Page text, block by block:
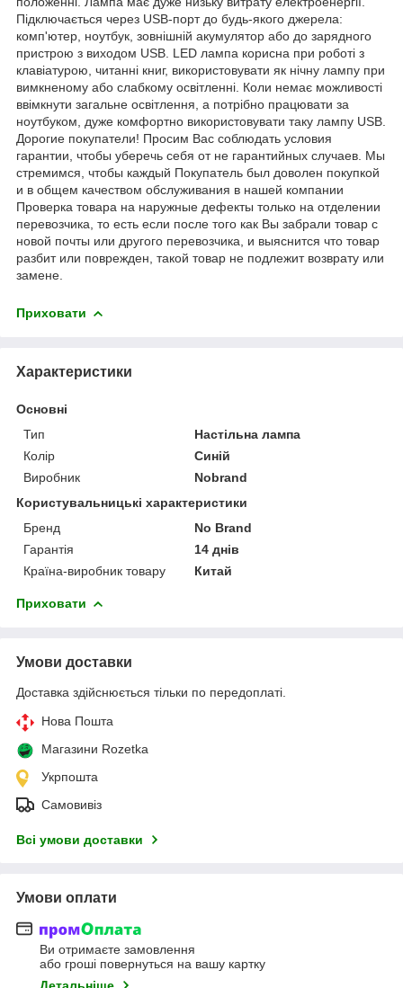
Підключається через USB-порт до будь-якого джерела:
комп'ютер, ноутбук, зовнішній акумулятор або до зарядного
пристрою з виходом USB. LED лампа корисна при роботі з
клавіатурою, читанні книг, використовувати як нічну лампу при
вимкненому або слабкому освітленні. Коли немає можливості
ввімкнути загальне освітлення, а потрібно працювати за
ноутбуком, дуже комфортно використовувати таку лампу USB.
Дорогие покупатели! Просим Вас соблюдать условия
гарантии, чтобы уберечь себя от не гарантийных случаев. Мы
стремимся, чтобы каждый Покупатель был доволен покупкой
и в общем качеством обслуживания в нашей компании
Проверка товара на наружные дефекты только на отделении
перевозчика, то есть если после того как Вы забрали товар с
новой почты или другого перевозчика, и выяснится что товар
разбит или поврежден, такой товар не подлежит возврату или
замене.
Приховати
Характеристики
Основні
Тип
Настільна лампа
Колір
Синій
Виробник
Nobrand
Користувальницькі характеристики
Бренд
No Brand
Гарантія
14 днів
Країна-виробник товару
Китай
Приховати
Умови доставки
Доставка здійснюється тільки по передоплаті.
Нова Пошта
Магазини Rozetka
Укрпошта
Самовивіз
Всі умови доставки
Умови оплати
Ви отримаєте замовлення
або гроші повернуться на вашу картку